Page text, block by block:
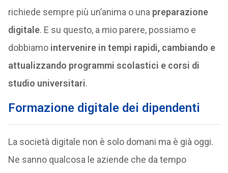
richiede sempre più un’anima o una preparazione
digitale. E su questo, a mio parere, possiamo e
dobbiamo intervenire in tempi rapidi, cambiando e
attualizzando programmi scolastici e corsi di
studio universitari.
Formazione digitale dei dipendenti
La società digitale non è solo domani ma è già oggi.
Ne sanno qualcosa le aziende che da tempo